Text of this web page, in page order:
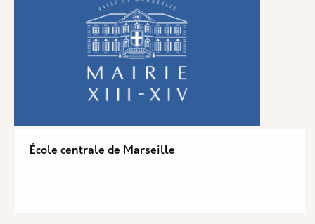
École centrale de Marseille